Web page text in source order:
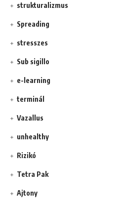
strukturalizmus
Spreading
stresszes
Sub sigillo
e-learning
terminál
Vazallus
unhealthy
Rizikó
Tetra Pak
Ajtony